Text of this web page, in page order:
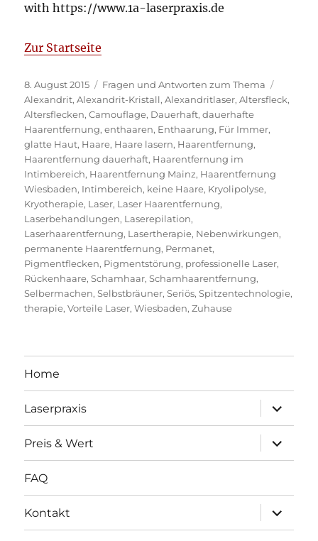
with https://www.1a-laserpraxis.de
Zur Startseite
Veröffentlicht
am
8. August 2015 Kategorien
Fragen und Antworten zum Thema
Alexandrit,Alexandrit-Kristall,Alexandritlaser,Altersfleck,
Altersflecken,Camouflage, Dauerhaft,dauerhafte
Haarentfernung,enthaaren, Enthaarung, Für Immer,
glatte Haut, Haare, Haare lasern, Haarentfernung,
Haarentfernung dauerhaft, Haarentfernung im
Intimbereich, Haarentfernung Mainz, Haarentfernung
Wiesbaden, Intimbereich, keine Haare, Kryolipolyse,
Kryotherapie, Laser, Laser Haarentfernung,
Laserbehandlungen, Laserepilation,
Laserhaarentfernung, Lasertherapie, Nebenwirkungen,
permanente Haarentfernung, Permanet,
Pigmentflecken, Pigmentstörung, professionelle Laser,
Rückenhaare,Schamhaar,Schamhaarentfernung,
Selbermachen,Selbstbräuner,Seriös,Spitzentechnologie,
therapie,Vorteile Laser,Wiesbaden,Zuhause
Home
Laserpraxis
öffnen
Preis & Wert
öffnen
FAQ
Kontakt
öffnen